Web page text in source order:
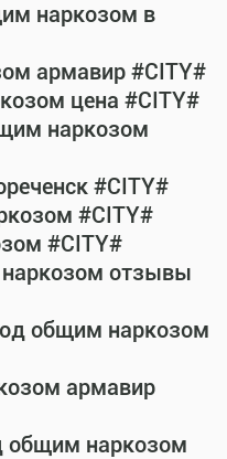
наркозом в
армавир #CITY#
цена #CITY#
наркозом
#CITY#
#CITY#
#CITY#
отзывы
общим наркозом
армавир
общим наркозом